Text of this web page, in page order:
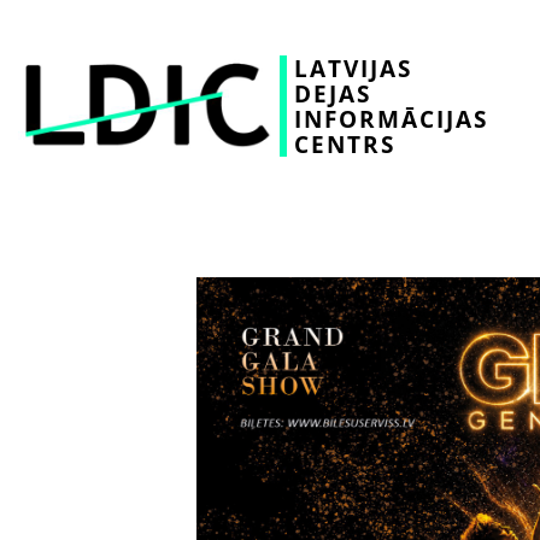
LATVIJAS
DEJAS
INFORMĀCIJAS
CENTRS